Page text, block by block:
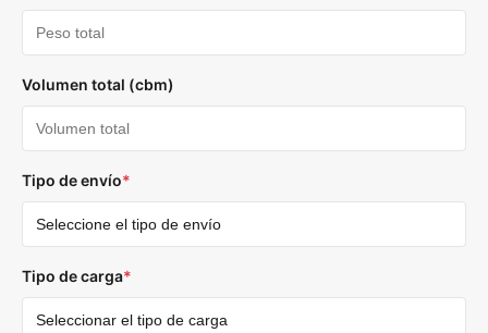
Volumen total (cbm)
Tipo de envío*
Tipo de carga*